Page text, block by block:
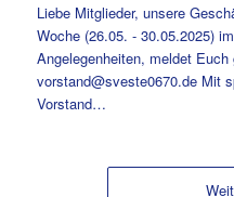
Liebe Mitglieder, unsere
Woche (26.05. - 30.05.2025)
Angelegenheiten, meldet Euch
vorstand@sveste0670.de Mit
Vorstand…